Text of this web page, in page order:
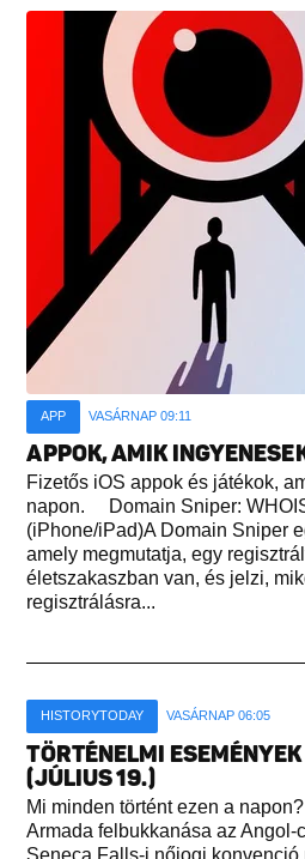
APP VASÁRNAP 09:11
APPOK, AMIK
Fizetős iOS appok és játékok,
napon. Domain Sniper:
(iPhone/iPad)A Domain Sniper
amely megmutatja, egy
életszakaszban van, és jelzi,
regisztrálásra...
HISTORYTODAY VASÁRNAP 06:05
TÖRTÉNELMI
(JÚLIUS 19.)
Mi minden történt ezen a napon?
Armada felbukkanása az Angol-
Seneca Falls-i nőjogi konvenció